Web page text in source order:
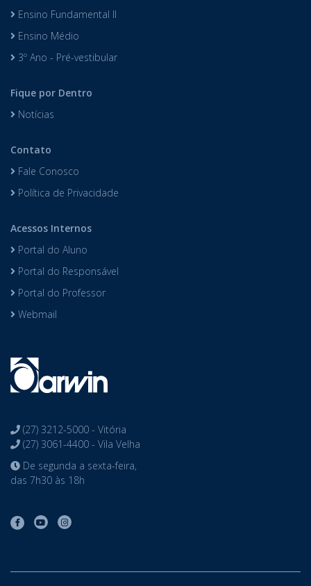
Ensino Fundamental II
Ensino Médio
3º Ano - Pré-vestibular
Fique por Dentro
Notícias
Contato
Fale Conosco
Política de Privacidade
Acessos Internos
Portal do Aluno
Portal do Responsável
Portal do Professor
Webmail
(27) 3212-5000 - Vitória
(27) 3061-4400 - Vila Velha
De segunda a sexta-feira,
das 7h30 às 18h